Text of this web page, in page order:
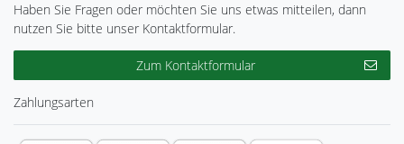
Haben Sie Fragen oder möchten Sie uns etwas mitteilen, dann
nutzen Sie bitte unser Kontaktformular.
Zum Kontaktformular
Zahlungsarten